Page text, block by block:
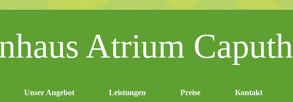
Atrium Caputh
Unser Angebot Leistungen Preise Kontakt